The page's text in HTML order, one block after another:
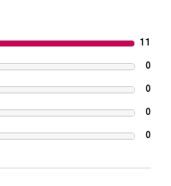
11
0
0
0
0